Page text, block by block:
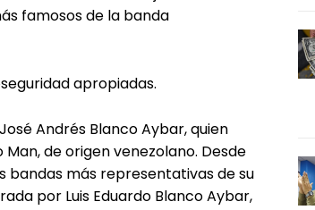
famosos de la banda
apropiadas.
Andrés Blanco Aybar, quien
de origen venezolano. Desde
bandas más representativas de su
por Luis Eduardo Blanco Aybar,